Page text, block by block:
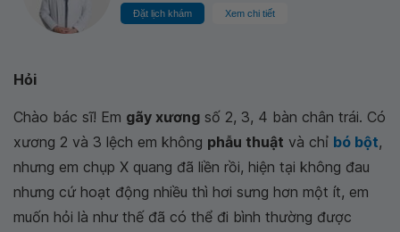
Đặt lịch khám Xem chi tiết
Hỏi
Chào bác sĩ! Em gãy xương số 2, 3, 4 bàn chân trái. Có
xương 2 và 3 lệch em không phẫu thuật và chỉ bó bột,
nhưng em chụp X quang đã liền rồi, hiện tại không đau
nhưng cứ hoạt động nhiều thì hơi sưng hơn một ít, em
muốn hỏi là như thế đã có thể đi bình thường được